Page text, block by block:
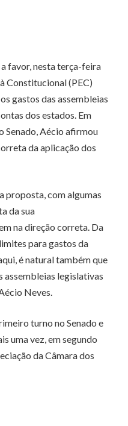
favor, nesta terça-feira
Constitucional (PEC)
gastos das assembleias
dos estados. Em
Senado, Aécio afirmou
da aplicação dos
proposta, com algumas
da sua
na direção correta. Da
para gastos da
é natural também que
assembleias legislativas
Neves.
turno no Senado e
uma vez, em segundo
da Câmara dos